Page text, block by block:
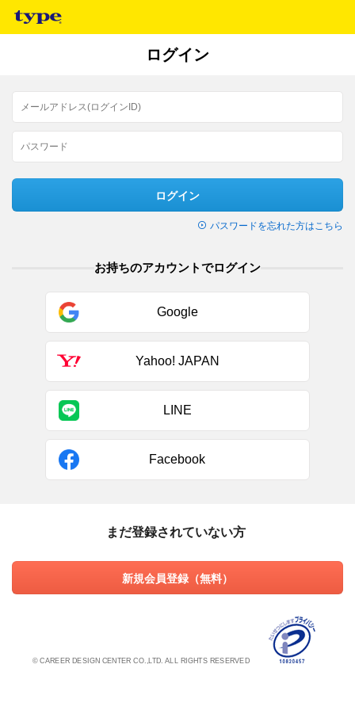
ログイン
ログイン
パスワードを忘れた方はこちら
お持ちのアカウントでログイン
Google
Yahoo! JAPAN
LINE
Facebook
まだ登録されていない方
新規会員登録（無料）
© CAREER DESIGN CENTER CO.,LTD. ALL RIGHTS RESERVED